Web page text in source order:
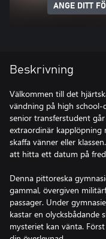
ANGE DITT
Beskrivning
Välkommen till det
vändning på high school-
senior transferstudent
extraordinär
skaffa vänner eller
att hitta ett datum på
Denna pittoreska
gammal, övergiven
passager. Under
kastar en olycksbådande
mysteriet kan vänta.